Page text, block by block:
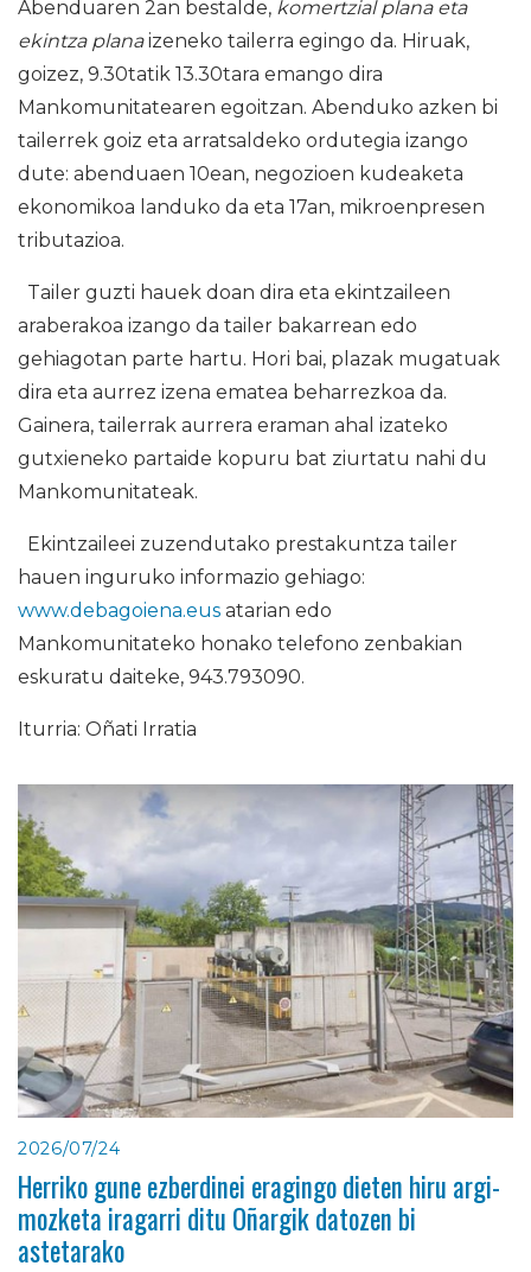
Abenduaren 2an bestalde, komertzial plana eta
ekintza planaizeneko tailerra egingo da. Hiruak,
goizez, 9.30tatik 13.30tara emango dira
Mankomunitatearen egoitzan. Abenduko azken bi
tailerrek goiz eta arratsaldeko ordutegia izango
dute: abenduaen 10ean, negozioen kudeaketa
ekonomikoa landuko da eta 17an, mikroenpresen
tributazioa.
Tailer guzti hauek doan dira eta ekintzaileen
araberakoa izango da tailer bakarrean edo
gehiagotan parte hartu. Hori bai, plazak mugatuak
dira eta aurrez izena ematea beharrezkoa da.
Gainera, tailerrak aurrera eraman ahal izateko
gutxieneko partaide kopuru bat ziurtatu nahi du
Mankomunitateak.
Ekintzaileei zuzendutako prestakuntza tailer
hauen inguruko informazio gehiago:
www.debagoiena.eus atarian edo
Mankomunitateko honako telefono zenbakian
eskuratu daiteke, 943.793090.
Iturria: Oñati Irratia
2026/07/24
Herriko gune ezberdinei eragingo dieten hiru argi-
mozketa iragarri ditu Oñargik datozen bi
astetarako